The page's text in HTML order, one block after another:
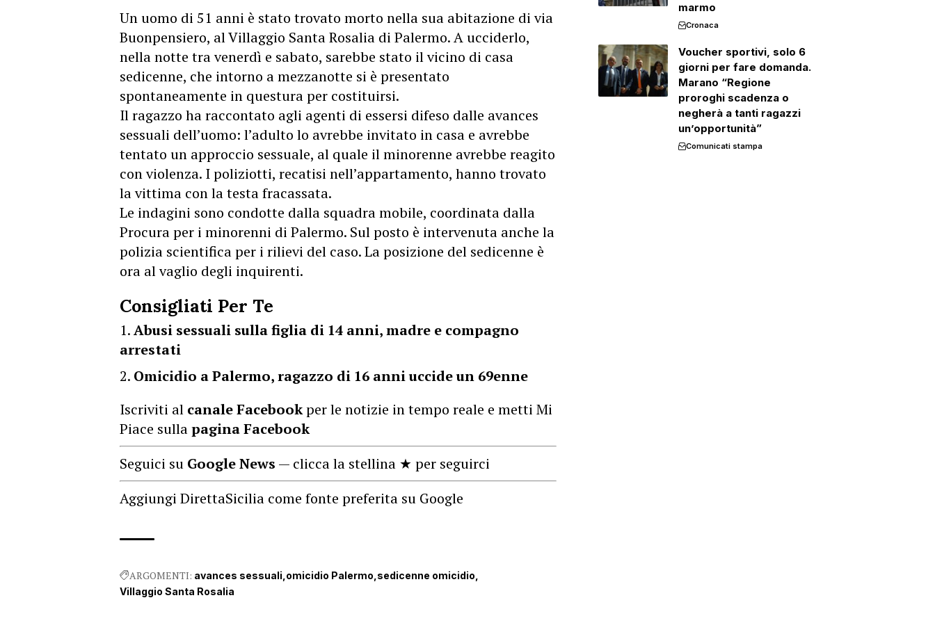
Un uomo di 51 anni è stato trovato morto nella sua abitazione di via
Buonpensiero, alVillaggio Santa Rosalia di Palermo. A ucciderlo,
nella notte tra venerdì e sabato, sarebbe stato il vicino di casa
sedicenne, che intorno a mezzanotte si è presentato
spontaneamente in questura per costituirsi.
Il ragazzo ha raccontato agli agenti di essersi difeso dalle avances
sessuali dell’uomo: l’adulto lo avrebbe invitato in casa e avrebbe
tentato un approccio sessuale, al quale il minorenne avrebbe reagito
con violenza. I poliziotti, recatisi nell’appartamento, hanno trovato
la vittima con la testa fracassata.
Le indagini sono condotte dalla squadra mobile, coordinata dalla
Procura per i minorenni di Palermo. Sul posto è intervenuta anche la
polizia scientifica per i rilievi del caso. La posizione del sedicenne è
ora al vaglio degli inquirenti.
Consigliati Per Te
Abusi sessuali sulla figlia di 14 anni, madre e compagno
arrestati
Omicidio a Palermo, ragazzo di 16 anni uccide un 69enne
Iscriviti al canale Facebookper le notizie in tempo reale e metti Mi
Piace sullapagina Facebook
Seguici su Google News — clicca la stellina ★ per seguirci
Aggiungi DirettaSicilia come fonte preferita su Google
ARGOMENTI: avances sessuali omicidio Palermo sedicenne omicidio
Villaggio Santa Rosalia
marmo
Cronaca
Voucher sportivi, solo 6
giorni per fare domanda.
Marano “Regione
proroghi scadenza o
negherà a tanti ragazzi
un’opportunità”
Comunicati stampa